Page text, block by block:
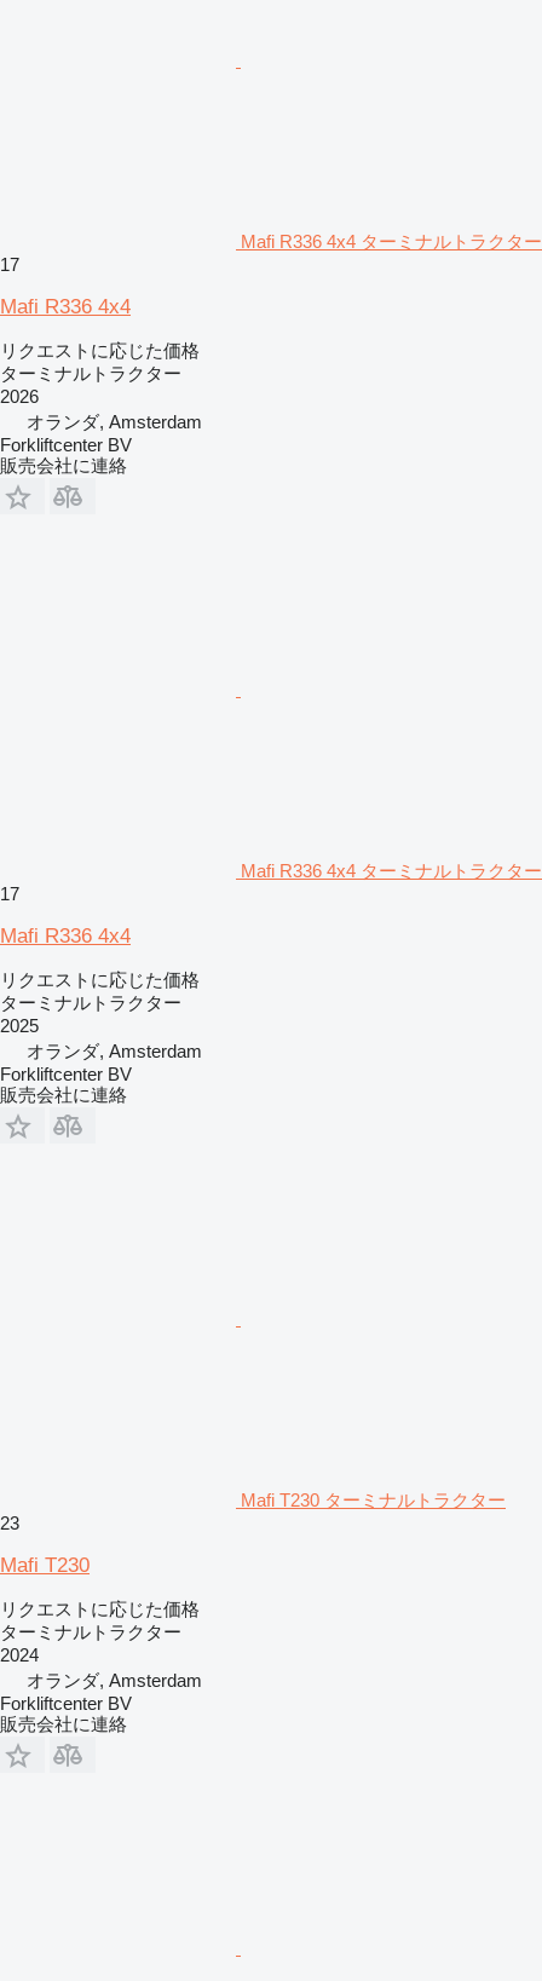
Mafi R336 4x4 ターミナルトラクター
17
Mafi R336 4x4
リクエストに応じた価格
ターミナルトラクター
2026
オランダ, Amsterdam
Forkliftcenter BV
販売会社に連絡
Mafi R336 4x4 ターミナルトラクター
17
Mafi R336 4x4
リクエストに応じた価格
ターミナルトラクター
2025
オランダ, Amsterdam
Forkliftcenter BV
販売会社に連絡
Mafi T230 ターミナルトラクター
23
Mafi T230
リクエストに応じた価格
ターミナルトラクター
2024
オランダ, Amsterdam
Forkliftcenter BV
販売会社に連絡